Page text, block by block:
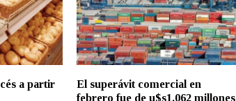
a partir
El superávit comercial en
febrero fue de u$s1.062 millones